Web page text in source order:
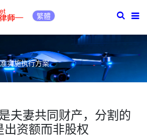
繁體
实施执行方案
夫妻共同财产，分割的
出资额而非股权